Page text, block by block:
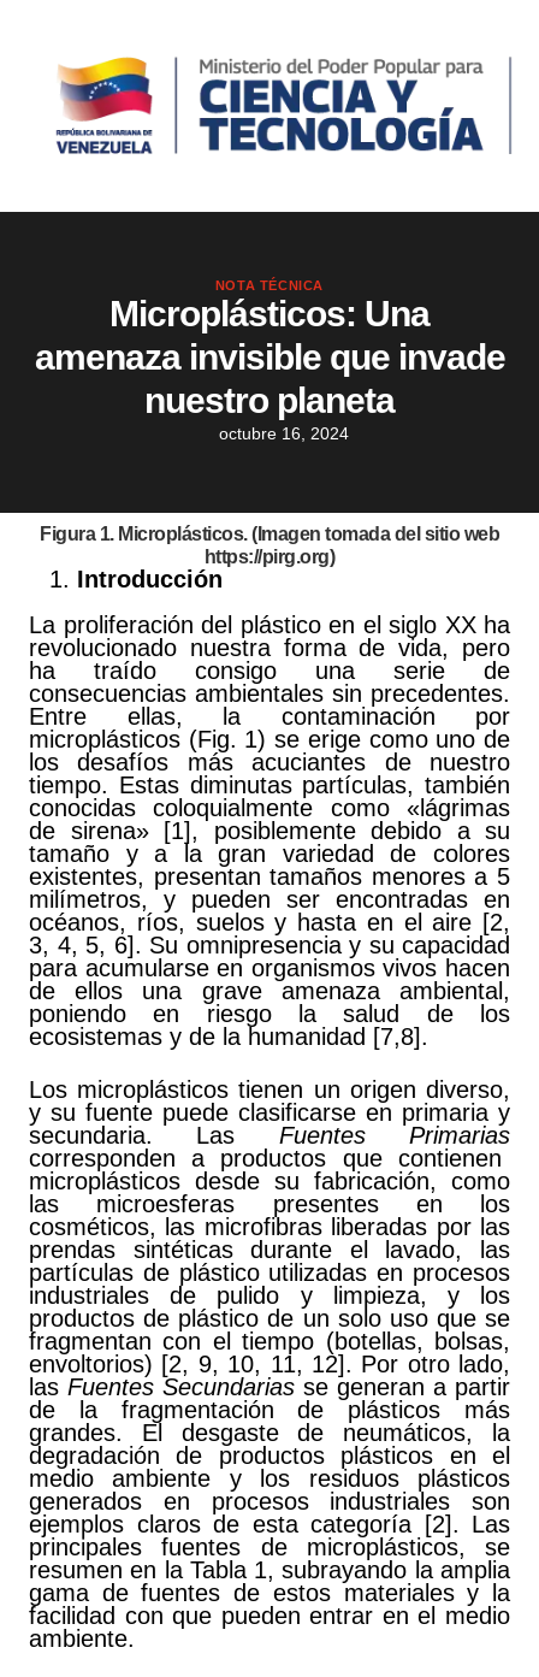
NOTA TÉCNICA
Microplásticos: Una
amenaza invisible que invade
nuestro planeta
octubre 16, 2024
Figura 1. Microplásticos. (Imagen tomada del sitio web
https://pirg.org)
Introducción
La proliferación del plástico en el siglo XX ha
revolucionado nuestra forma de vida, pero
ha traído consigo una serie de
consecuencias ambientales sin precedentes.
Entre ellas, la contaminación por
microplásticos (Fig. 1) se erige como uno de
los desafíos más acuciantes de nuestro
tiempo. Estas diminutas partículas, también
conocidas coloquialmente como «lágrimas
de sirena» [1], posiblemente debido a su
tamaño y a la gran variedad de colores
existentes, presentan tamaños menores a 5
milímetros, y pueden ser encontradas en
océanos, ríos, suelos y hasta en el aire [2,
3, 4, 5, 6]. Su omnipresencia y su capacidad
para acumularse en organismos vivos hacen
de ellos una grave amenaza ambiental,
poniendo en riesgo la salud de los
ecosistemas y de la humanidad [7,8].
Los microplásticos tienen un origen diverso,
y su fuente puede clasificarse en primaria y
secundaria. Las Fuentes Primarias
corresponden a productos que contienen
microplásticos desde su fabricación, como
las microesferas presentes en los
cosméticos, las microfibras liberadas por las
prendas sintéticas durante el lavado, las
partículas de plástico utilizadas en procesos
industriales de pulido y limpieza, y los
productos de plástico de un solo uso que se
fragmentan con el tiempo (botellas, bolsas,
envoltorios) [2, 9, 10, 11, 12]. Por otro lado,
las Fuentes Secundarias se generan a partir
de la fragmentación de plásticos más
grandes. El desgaste de neumáticos, la
degradación de productos plásticos en el
medio ambiente y los residuos plásticos
generados en procesos industriales son
ejemplos claros de esta categoría [2]. Las
principales fuentes de microplásticos, se
resumen en la Tabla 1, subrayando la amplia
gama de fuentes de estos materiales y la
facilidad con que pueden entrar en el medio
ambiente.